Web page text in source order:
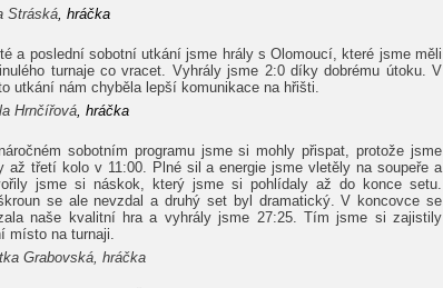
Stráská, hráčka
a poslední sobotní utkání jsme hrály s Olomoucí, které jsme měli
turnaje co vracet. Vyhrály jsme 2:0 díky dobrému útoku. V
utkání nám chyběla lepší komunikace na hřišti.
Hrnčířová, hráčka
sobotním programu jsme si mohly přispat, protože jsme
až třetí kolo v 11:00. Plné sil a energie jsme vletěly na soupeře a
jsme si náskok, který jsme si pohlídaly až do konce setu.
se ale nevzdal a druhý set byl dramatický. V koncovce se
naše kvalitní hra a vyhrály jsme 27:25. Tím jsme si zajistily
místo na turnaji.
Grabovská, hráčka